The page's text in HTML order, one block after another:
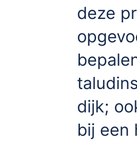
deze
dijk;
bij een